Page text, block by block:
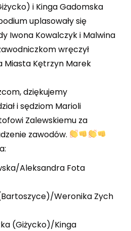
i Kinga Gadomska
uplasowały się
Iwona Kowalczyk i Malwina
wręczył
Miasta Kętrzyn Marek
dziękujemy
i sędziom Marioli
Zalewskiemu za
zawodów.
Aleksandra Fota
Weronika Zych
(Giżycko)/Kinga